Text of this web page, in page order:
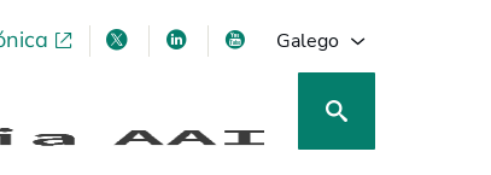
in a new tabopens in a new tab
opens in a new tab
opens in a new tab
Galego